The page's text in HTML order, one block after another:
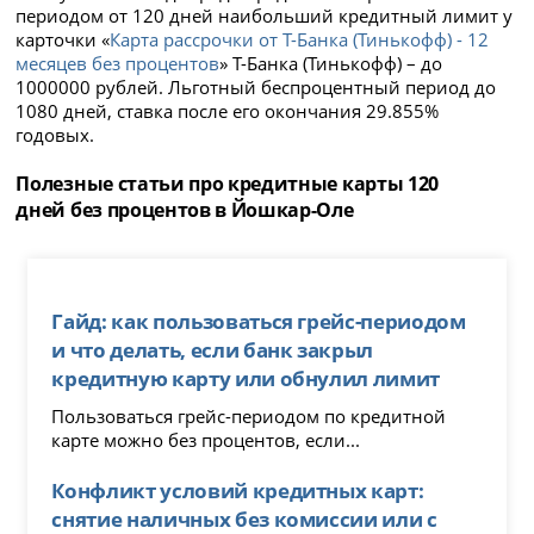
периодом от 120 дней наибольший кредитный лимит у
карточки «Карта рассрочки от Т-Банка (Тинькофф) - 12
месяцев без процентов» Т-Банка (Тинькофф) – до
1000000 рублей. Льготный беспроцентный период до
1080 дней, ставка после его окончания 29.855%
годовых.
Полезные статьи про кредитные карты 120
дней без процентов в Йошкар-Оле
Гайд: как пользоваться грейс-периодом
и что делать, если банк закрыл
кредитную карту или обнулил лимит
Пользоваться грейс-периодом по кредитной
карте можно без процентов, если...
Конфликт условий кредитных карт:
снятие наличных без комиссии или с